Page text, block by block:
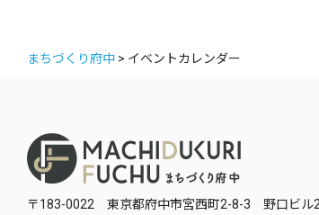
まちづくり府中 > イベントカレンダー
〒183-0022 東京都府中市宮西町2-8-3 野口ビル